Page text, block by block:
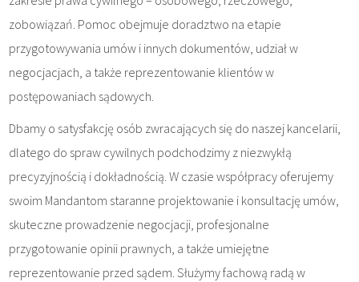
zobowiązań. Pomoc obejmuje doradztwo na etapie
przygotowywania umów i innych dokumentów, udział w
negocjacjach, a także reprezentowanie klientów w
postępowaniach sądowych.
Dbamy o satysfakcję osób zwracających się do naszej kancelarii,
dlatego do spraw cywilnych podchodzimy z niezwykłą
precyzyjnością i dokładnością. W czasie współpracy oferujemy
swoim Mandantom staranne projektowanie i konsultację umów,
skuteczne prowadzenie negocjacji, profesjonalne
przygotowanie opinii prawnych, a także umiejętne
reprezentowanie przed sądem. Służymy fachową radą w